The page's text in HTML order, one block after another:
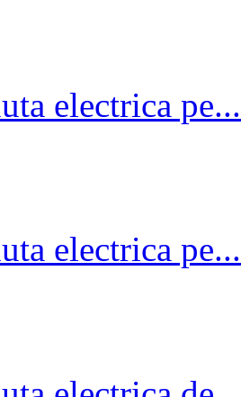
electrica pe...
electrica pe...